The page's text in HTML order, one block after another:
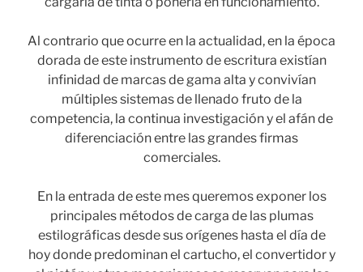
Al contrario que ocurre en la actualidad, en la época
dorada de este instrumento de escritura existían
infinidad de marcas de gama alta y convivían
múltiples sistemas de llenado fruto de la
competencia, la continua investigación y el afán de
diferenciación entre las grandes firmas
comerciales.
En la entrada de este mes queremos exponer los
principales métodos de carga de las plumas
estilográficas desde sus orígenes hasta el día de
hoy donde predominan el cartucho, el convertidor y